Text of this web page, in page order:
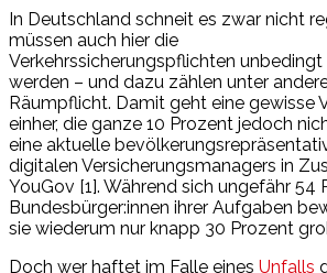
In Deutschland schneit es zwar nicht
müssen auch hier die
Verkehrssicherungspflichten
werden – und dazu zählen unter
Räumpflicht. Damit geht eine gewisse
einher, die ganze 10 Prozent jedoch
eine aktuelle
digitalen Versicherungsmanagers in
YouGov [1]. Während sich ungefähr 54
Bundesbürger:innen ihrer Aufgaben
sie wiederum nur knapp 30 Prozent
Doch wer haftet im Falle eines Unfalls